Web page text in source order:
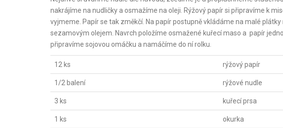
nakrájíme na nudličky a osmažíme na oleji. Rýžový papír si připravíme k
vyjmeme. Papír se tak změkčí. Na papír postupně vkládáme na malé
sezamovým olejem. Navrch položíme osmažené kuřecí maso a papír
připravíme sojovou omáčku a namáčíme do ní rolku.
12 ks rýžový papír
1/2 balení rýžové nudle
3 ks kuřecí prsa
1 ks okurka